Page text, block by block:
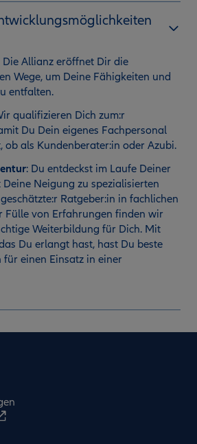
Die Allianz eröffnet Dir die
Wege, um Deine Fähigkeiten und
entfalten.
qualifizieren Dich zum:r
Du Dein eigenes Fachpersonal
ob als Kundenberater:in oder Azubi.
: Du entdeckst im Laufe Deiner
Neigung zu spezialisierten
Ratgeber:in in fachlichen
Fülle von Erfahrungen finden wir
Weiterbildung für Dich. Mit
Du erlangt hast, hast Du beste
für einen Einsatz in einer